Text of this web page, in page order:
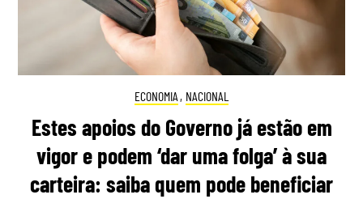
ECONOMIA , NACIONAL
Estes apoios do Governo já estão em
vigor e podem ‘dar uma folga’ à sua
carteira: saiba quem pode beneficiar